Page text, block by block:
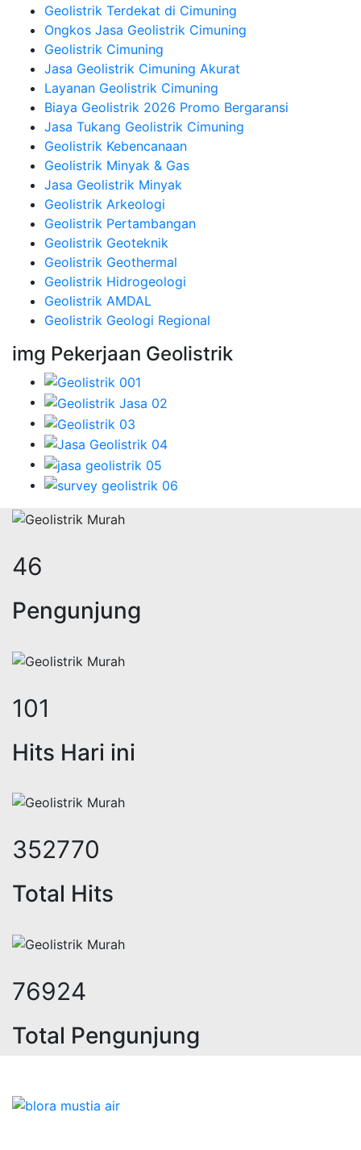
Geolistrik Terdekat di Cimuning
Ongkos Jasa Geolistrik Cimuning
Geolistrik Cimuning
Jasa Geolistrik Cimuning Akurat
Layanan Geolistrik Cimuning
Biaya Geolistrik 2026 Promo Bergaransi
Jasa Tukang Geolistrik Cimuning
Geolistrik Kebencanaan
Geolistrik Minyak & Gas
Jasa Geolistrik Minyak
Geolistrik Arkeologi
Geolistrik Pertambangan
Geolistrik Geoteknik
Geolistrik Geothermal
Geolistrik Hidrogeologi
Geolistrik AMDAL
Geolistrik Geologi Regional
img Pekerjaan Geolistrik
58
Pengunjung
126
Hits Hari ini
446653
Total Hits
97396
Total Pengunjung